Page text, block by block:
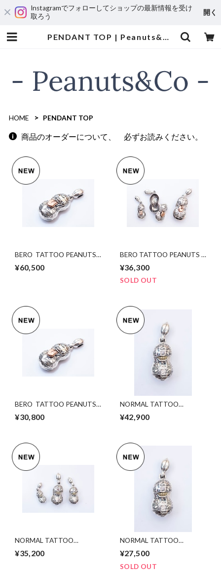
Instagramでフォローしてショップの最新情報を受け
取ろう
開く
PENDANT TOP | Peanuts&Co
HOME PENDANT TOP
商品のオーダーについて、 必ずお読みください。
BERO TATTOO PEANUTS
Lsize
¥60,500
BERO TATTOO PEANUTS
Msize
¥36,300
SOLD OUT
BERO TATTOO PEANUTS
¥30,800
NORMAL TATTOO
svxK10YGold. Lsize
¥42,900
NORMAL TATTOO
PEANUTS slidetype
silver ×K10YGold. Msize
¥35,200
NORMAL TATTOO
PEANUTS silver
×K10YGold Ssize
¥27,500
SOLD OUT